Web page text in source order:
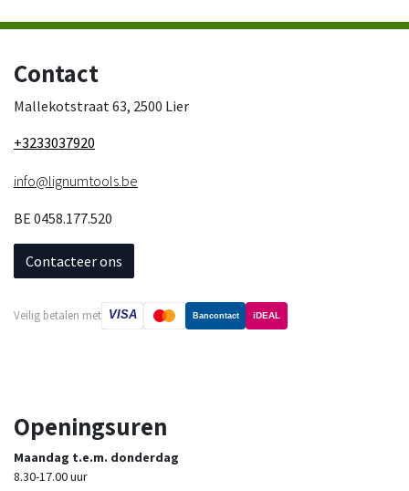
Contact
Mallekotstraat 63, 2500 Lier
+3233037920
info@lignumtools.be
BE 0458.177.520
Contacteer ons
Veilig betalen met VISA Bancontact iDEAL
Openingsuren
Maandag t.e.m. donderdag
8.30-17.00 uur